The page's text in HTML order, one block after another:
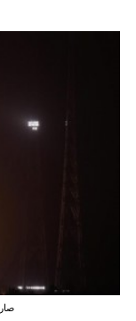
صاروخ